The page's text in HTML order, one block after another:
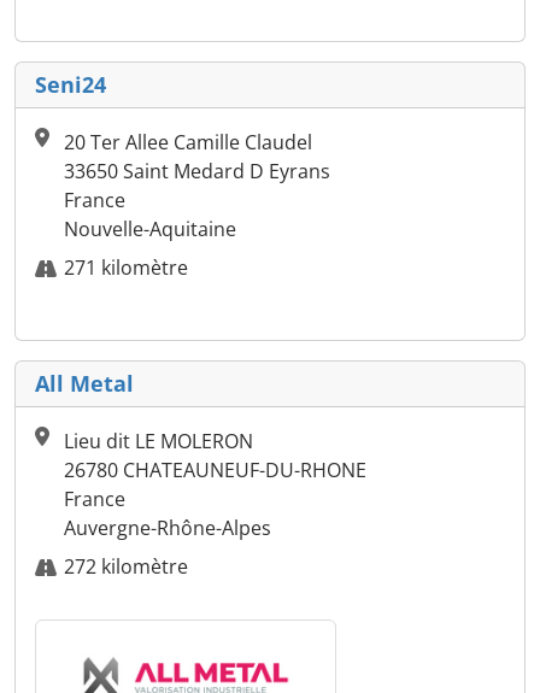
Seni24
20 Ter Allee Camille Claudel
33650 Saint Medard D Eyrans
France
Nouvelle-Aquitaine
271 kilomètre
All Metal
Lieu dit LE MOLERON
26780 CHATEAUNEUF-DU-RHONE
France
Auvergne-Rhône-Alpes
272 kilomètre